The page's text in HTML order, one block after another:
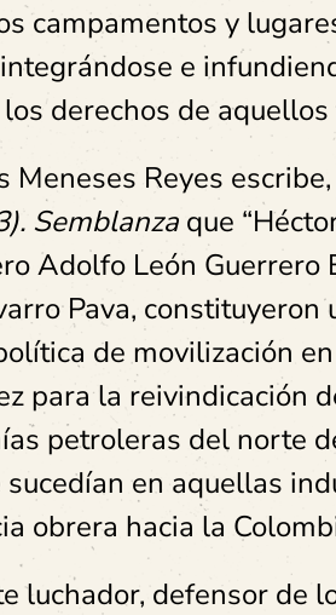
campamentos y
e
derechos de
Meneses Reyes
Semblanza que
Adolfo León
Pava,
de movilización
para la reivindicación
petroleras del norte
sucedían en aquellas
obrera hacia la
luchador, defensor de